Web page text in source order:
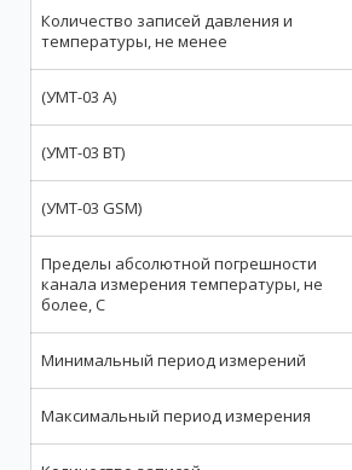
Количество записей давления и
температуры, не менее
(УМТ-03 А)
(УМТ-03 BТ)
(УМТ-03 GSM)
Пределы абсолютной погрешности
канала измерения температуры, не
более, С
Минимальный период измерений
Максимальный период измерения